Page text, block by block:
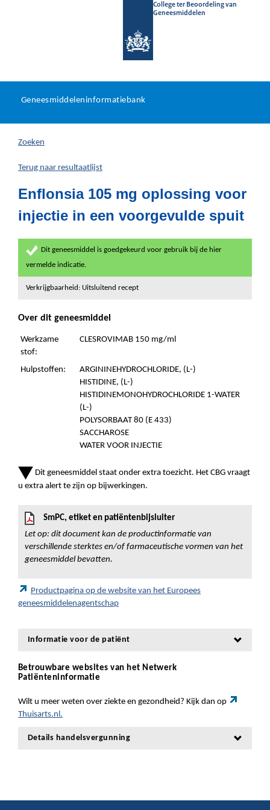
College ter Beoordeling van
Geneesmiddelen
U
hier:
Geneesmiddeleninformatiebank
Zoeken
Terug naar resultaatlijst
Enflonsia 105 mg oplossing voor
injectie in een voorgevulde spuit
Dit geneesmiddel is goedgekeurd voor gebruik bij de hier
vermelde indicatie.
Verkrijgbaarheid: Uitsluitend recept
Over dit geneesmiddel
Werkzame
stof:
CLESROVIMAB 150 mg/ml
Hulpstoffen:
ARGININEHYDROCHLORIDE, (L-)
HISTIDINE, (L-)
HISTIDINEMONOHYDROCHLORIDE 1-WATER
(L-)
POLYSORBAAT 80 (E 433)
SACCHAROSE
WATER VOOR INJECTIE
Dit geneesmiddel staat onder extra toezicht. Het CBG vraagt
u extra alert te zijn op bijwerkingen.
SmPC, etiket en patiëntenbijsluiter
Let op: dit document kan de productinformatie van
verschillende sterktes en/of farmaceutische vormen van het
geneesmiddel bevatten.
Productpagina op de website van het Europees
geneesmiddelenagentschap
Informatie voor de patiënt
Betrouwbare websites van het Netwerk
Patiënteninformatie
Wilt u meer weten over ziekte en gezondheid? Kijk dan op
Thuisarts.nl.
Details handelsvergunning